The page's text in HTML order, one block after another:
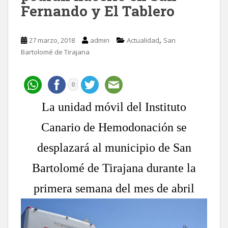
Fernando y El Tablero
27 marzo, 2018 admin Actualidad, San
Bartolomé de Tirajana
0
La unidad móvil del Instituto
Canario de Hemodonación se
desplazará al municipio de San
Bartolomé de Tirajana durante la
primera semana del mes de abril